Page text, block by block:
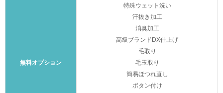
無料オプション
特殊ウェット洗い
汗抜き加工
消臭加工
高級ブランドDX仕上げ
毛取り
毛玉取り
簡易ほつれ直し
ボタン付け